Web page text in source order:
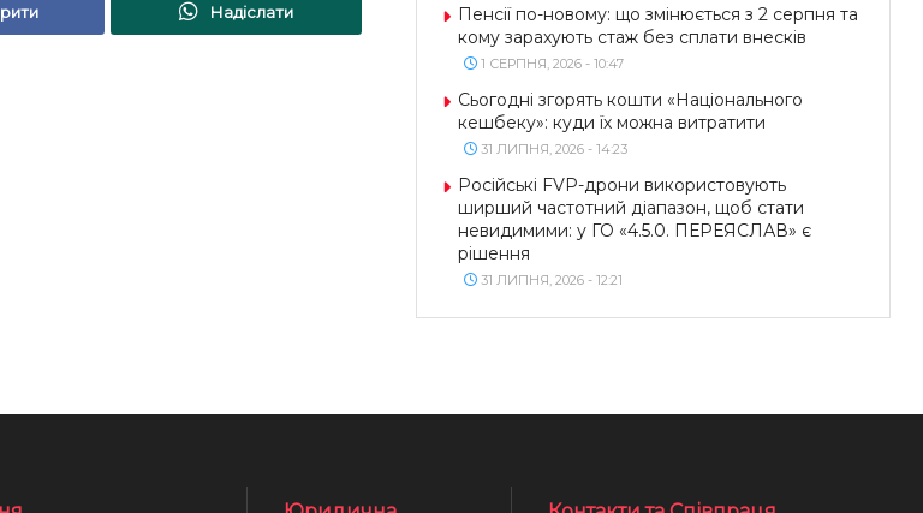
Надіслати
Пенсії по-новому: що змінюється з 2 серпня та
кому зарахують стаж без сплати внесків
1 СЕРПНЯ, 2026 - 10:47
Сьогодні згорять кошти «Національного
кешбеку»: куди їх можна витратити
31 ЛИПНЯ, 2026 - 14:23
Російські FVP-дрони використовують
ширший частотний діапазон, щоб стати
невидимими: у ГО «4.5.0. ПЕРЕЯСЛАВ» є
рішення
31 ЛИПНЯ, 2026 - 12:21